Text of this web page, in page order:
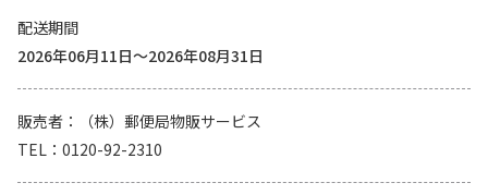
配送期間
2026年06月11日～2026年08月31日
販売者
（株）郵便局物販サービス
TEL
0120-92-2310